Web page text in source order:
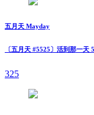
五月天 Mayday
〔五月天 #5525〕活到那一天
325